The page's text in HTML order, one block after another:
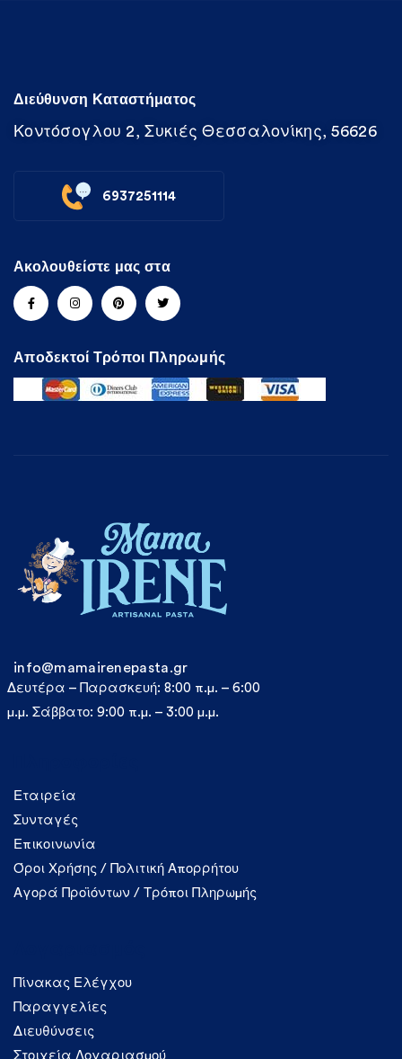
Διεύθυνση Καταστήματος
Κοντόσογλου 2, Συκιές Θεσσαλονίκης, 56626
6937251114
Ακολουθείστε μας στα
Αποδεκτοί Τρόποι Πληρωμής
Εταιρεία
Συνταγές
Επικοινωνία
Όροι Χρήσης / Πολιτική Απορρήτου
Αγορά Προϊόντων / Τρόποι Πληρωμής
Πίνακας Ελέγχου
Παραγγελίες
Διευθύνσεις
Στοιχεία Λογαριασμού
info@mamairenepasta.gr
Δευτέρα – Παρασκευή: 8:00 π.μ. – 6:00
μ.μ. Σάββατο: 9:00 π.μ. – 3:00 μ.μ.